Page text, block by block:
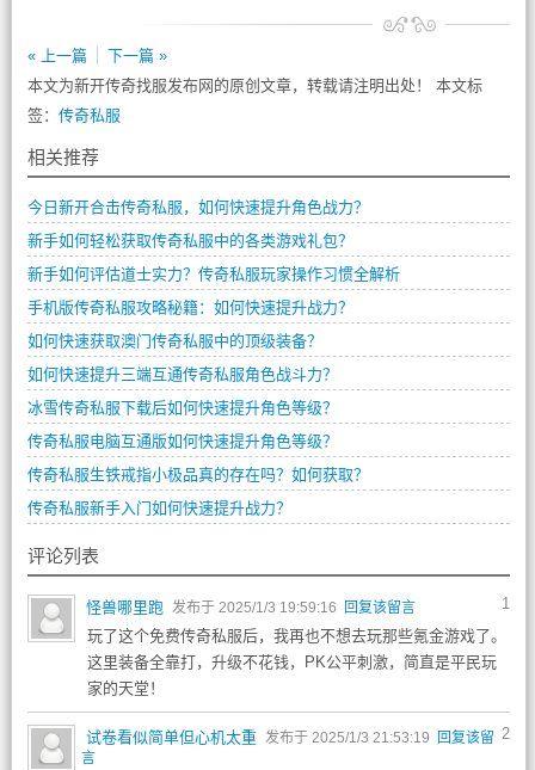
« 上一篇
下一篇 »
本文为新开传奇找服发布网的原创文章，转载请注明出处！ 本文标
签： 传奇私服
相关推荐
今日新开合击传奇私服，如何快速提升角色战力？
新手如何轻松获取传奇私服中的各类游戏礼包？
新手如何评估道士实力？传奇私服玩家操作习惯全解析
手机版传奇私服攻略秘籍：如何快速提升战力？
如何快速获取澳门传奇私服中的顶级装备？
如何快速提升三端互通传奇私服角色战斗力？
冰雪传奇私服下载后如何快速提升角色等级？
传奇私服电脑互通版如何快速提升角色等级？
传奇私服生铁戒指小极品真的存在吗？如何获取？
传奇私服新手入门如何快速提升战力？
评论列表
1
怪兽哪里跑 发布于 2025/1/3 19:59:16 回复该留言
玩了这个免费传奇私服后，我再也不想去玩那些氪金游戏了。
这里装备全靠打，升级不花钱，PK公平刺激，简直是平民玩
家的天堂！
2
试卷看似简单但心机太重 发布于 2025/1/3 21:53:19 回复该留
言